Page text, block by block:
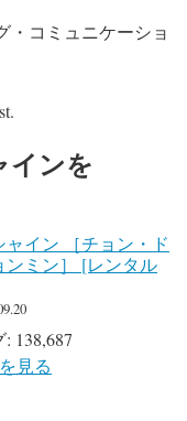
・コミュニケーショ
ンを
イン ［チョン・ド
ンミン］ [レンタル
138,687
見る